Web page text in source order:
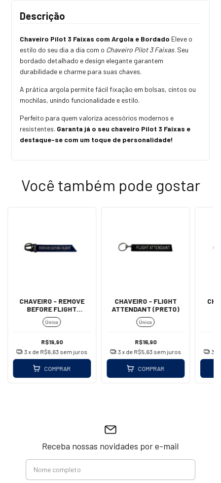
Descrição
Chaveiro Pilot 3 Faixas com Argola e Bordado Eleve o
estilo do seu dia a dia com o Chaveiro Pilot 3 Faixas. Seu
bordado detalhado e design elegante garantem
durabilidade e charme para suas chaves.
A prática argola permite fácil fixação em bolsas, cintos ou
mochilas, unindo funcionalidade e estilo.
Perfeito para quem valoriza acessórios modernos e
resistentes. Garanta já o seu chaveiro Pilot 3 Faixas e
destaque-se com um toque de personalidade!
Você também pode gostar
CHAVEIRO - REMOVE
BEFORE FLIGHT
(MOSQUETÃO - AZUL)
Único
R$19,90
3x de R$6,63 sem juros
COMPRAR
CHAVEIRO - FLIGHT
ATTENDANT (PRETO)
Único
R$16,90
3x de R$5,63 sem juros
COMPRAR
3
Receba nossas novidades por e-mail